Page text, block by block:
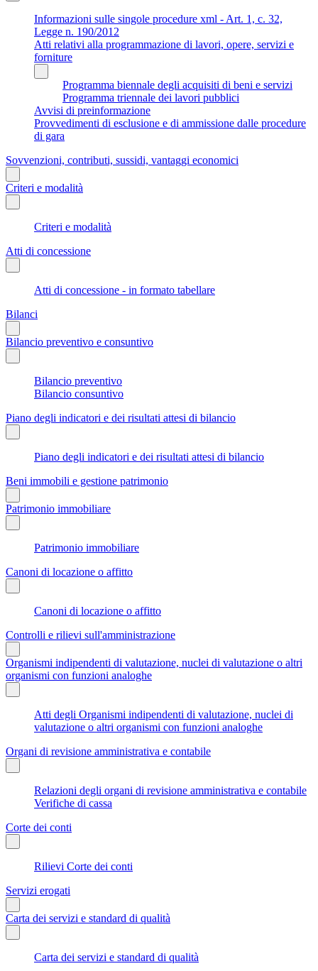
Informazioni sulle singole procedure xml - Art. 1, c. 32,
Legge n. 190/2012
Atti relativi alla programmazione di lavori, opere, servizi e
forniture
Programma biennale degli acquisiti di beni e servizi
Programma triennale dei lavori pubblici
Avvisi di preinformazione
Provvedimenti di esclusione e di ammissione dalle procedure
di gara
Sovvenzioni, contributi, sussidi, vantaggi economici
Criteri e modalità
Criteri e modalità
Atti di concessione
Atti di concessione - in formato tabellare
Bilanci
Bilancio preventivo e consuntivo
Bilancio preventivo
Bilancio consuntivo
Piano degli indicatori e dei risultati attesi di bilancio
Piano degli indicatori e dei risultati attesi di bilancio
Beni immobili e gestione patrimonio
Patrimonio immobiliare
Patrimonio immobiliare
Canoni di locazione o affitto
Canoni di locazione o affitto
Controlli e rilievi sull'amministrazione
Organismi indipendenti di valutazione, nuclei di valutazione o altri
organismi con funzioni analoghe
Atti degli Organismi indipendenti di valutazione, nuclei di
valutazione o altri organismi con funzioni analoghe
Organi di revisione amministrativa e contabile
Relazioni degli organi di revisione amministrativa e contabile
Verifiche di cassa
Corte dei conti
Rilievi Corte dei conti
Servizi erogati
Carta dei servizi e standard di qualità
Carta dei servizi e standard di qualità